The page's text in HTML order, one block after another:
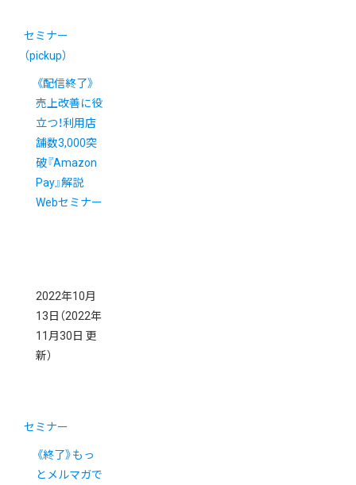
セミナー
（pickup）
《配信終了》
売上改善に役
立つ！利用店
舗数3,000突
破『Amazon
Pay』解説
Webセミナー
2022年10月
13日 （2022年
11月30日 更
新）
セミナー
《終了》もっ
とメルマガで